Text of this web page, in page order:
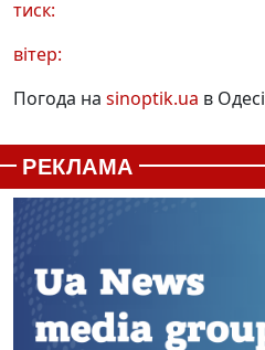
тиск:
вітер:
Погода на sinoptik.ua в Одесі
РЕКЛАМА